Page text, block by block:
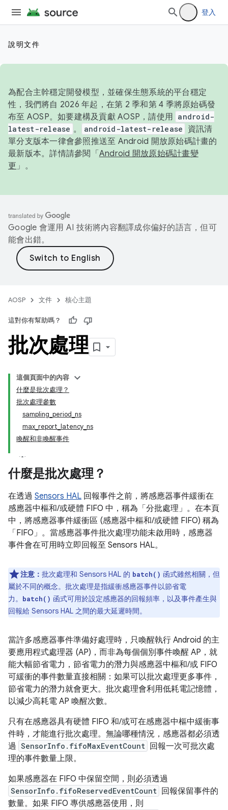
登入
說明文件
為配合主幹穩定開發模型，並確保生態系統的平台穩定
性，我們將自 2026 年起，在第 2 季和第 4 季將原始碼發
布至 AOSP。如要建構及貢獻 AOSP，請使用 android-
latest-release 。 android-latest-release
資訊清
單分支版本一律會參照推送至 Android 開放原始碼計畫的
最新版本。詳情請參閱「 Android 開放原始碼計畫變
更 」。
Google 會運用 AI 技術將內容翻譯成你偏好的語言，但可
能會出錯。
AOSP 文件 核心主題
這對你有幫助嗎？
批次處理
這個頁面中的內容
什麼是批次處理？
批次處理參數
sampling_period_ns
max_report_latency_ns
喚醒和非喚醒事件
什麼是批次處理？
在透過 Sensors HAL 回報事件之前，將感應器事件緩衝在
感應器中樞和/或硬體 FIFO 中，稱為「分批處理」。在本頁
中，將感應器事件緩衝區 (感應器中樞和/或硬體 FIFO) 稱為
「FIFO」。當感應器事件批次處理功能未啟用時，感應器
事件會在可用時立即回報至 Sensors HAL。
注意： 批次處理和 Sensors HAL 的 batch() 函式雖然相關，但
屬於不同的概念。批次處理是指緩衝感應器事件以節省電
力。
batch() 函式可用於設定感應器的回報頻率，以及事件產生與
回報給 Sensors HAL 之間的最大延遲時間。
當許多感應器事件準備好處理時，只喚醒執行 Android 的主
要應用程式處理器 (AP)，而非為每個個別事件喚醒 AP，就
能大幅節省電力，節省電力的潛力與感應器中樞和/或 FIFO
可緩衝的事件數量直接相關：如果可以批次處理更多事件，
節省電力的潛力就會更大。批次處理會利用低耗電記憶體，
以減少高耗電 AP 喚醒次數。
只有在感應器具有硬體 FIFO 和/或可在感應器中樞中緩衝事
件時，才能進行批次處理。無論哪種情況，感應器都必須透
過 SensorInfo.fifoMaxEventCount 回報一次可批次處
理的事件數量上限。
如果感應器在 FIFO 中保留空間，則必須透過
SensorInfo.fifoReservedEventCount 回報保留事件的
數量。如果 FIFO 專供感應器使用，則